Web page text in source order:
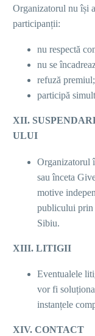
Organizatorul nu își
participanții:
nu respectă
nu se
refuză premiul;
participă
XII.
ULUI
Organizatorul
sau înceta
motive
publicului prin
Sibiu.
XIII. LITIGII
Eventualele
vor fi
instanțele
XIV. CONTACT